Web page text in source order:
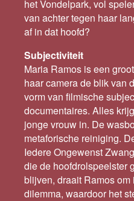
het Vondelpark, vol
van achter tegen haar
af in dat hoofd?
Subjectiviteit
Maria Ramos is een
haar camera de blik van
vorm van filmische
documentaires. Alles
jonge vrouw in. De
metaforische reiniging.
Iedere Ongewenst
die de hoofdrolspeelster
blijven, draait Ramos
dilemma, waardoor het